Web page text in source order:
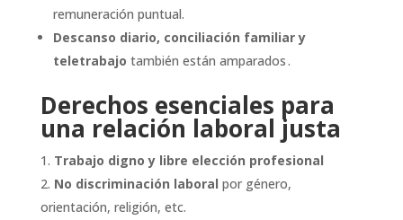
remuneración puntual.
Descanso diario, conciliación familiar y
teletrabajo también están amparados .
Derechos esenciales para
una relación laboral justa
Trabajo digno y libre elección profesional
No discriminación laboral por género,
orientación, religión, etc.